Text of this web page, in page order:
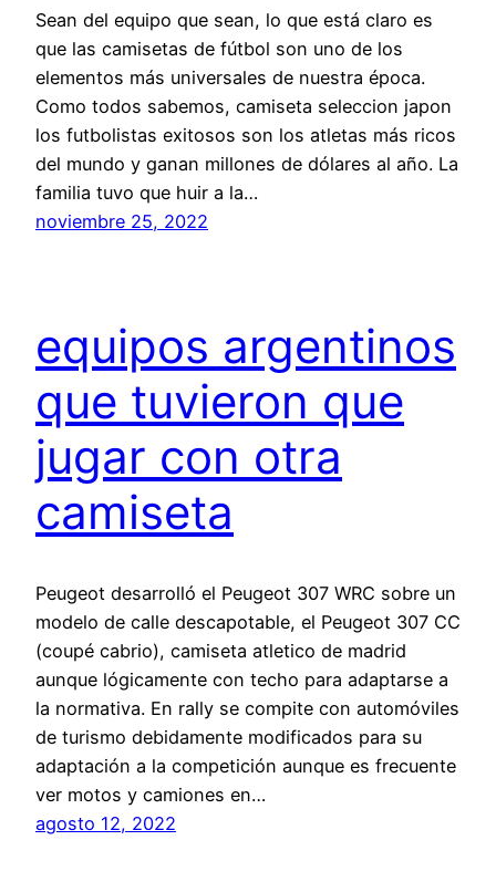
Sean del equipo que sean, lo que está claro es
que las camisetas de fútbol son uno de los
elementos más universales de nuestra época.
Como todos sabemos, camiseta seleccion japon
los futbolistas exitosos son los atletas más ricos
del mundo y ganan millones de dólares al año. La
familia tuvo que huir a la…
noviembre 25, 2022
equipos argentinos
que tuvieron que
jugar con otra
camiseta
Peugeot desarrolló el Peugeot 307 WRC sobre un
modelo de calle descapotable, el Peugeot 307 CC
(coupé cabrio), camiseta atletico de madrid
aunque lógicamente con techo para adaptarse a
la normativa. En rally se compite con automóviles
de turismo debidamente modificados para su
adaptación a la competición aunque es frecuente
ver motos y camiones en…
agosto 12, 2022